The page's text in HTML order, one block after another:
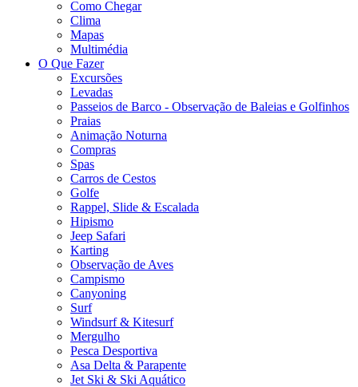
Como Chegar
Clima
Mapas
Multimédia
O Que Fazer
Excursões
Levadas
Passeios de Barco - Observação de Baleias e Golfinhos
Praias
Animação Noturna
Compras
Spas
Carros de Cestos
Golfe
Rappel, Slide & Escalada
Hipismo
Jeep Safari
Karting
Observação de Aves
Campismo
Canyoning
Surf
Windsurf & Kitesurf
Mergulho
Pesca Desportiva
Asa Delta & Parapente
Jet Ski & Ski Aquático